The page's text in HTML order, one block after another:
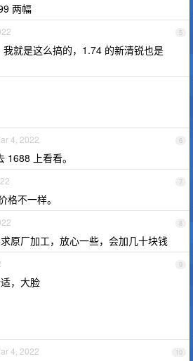
两幅
5
就是这么搞的，1.74 的新清锐也是
6
4, 2022
1688 上看看。
7
格不一样。
8
原厂加工，放心一些，会加几十块钱
9
，大脸
10
4, 2022